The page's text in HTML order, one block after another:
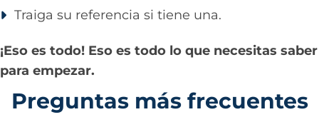
Traiga su referencia si tiene una.
¡Eso es todo! Eso es todo lo que necesitas saber
para empezar.
Preguntas más frecuentes